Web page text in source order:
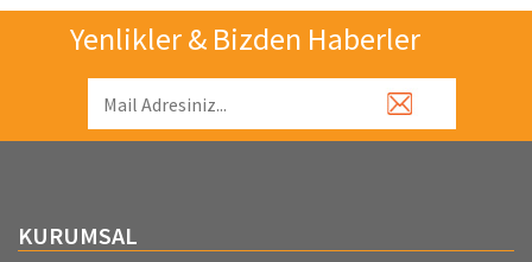
Yenlikler & Bizden Haberler
KURUMSAL